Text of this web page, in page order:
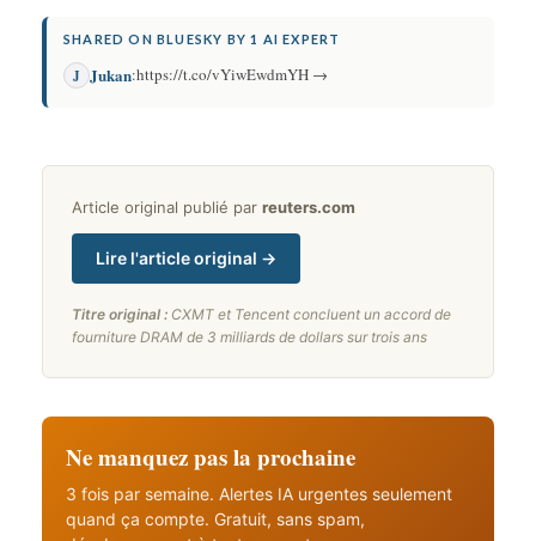
SHARED ON BLUESKY BY 1 AI EXPERT
J Jukan:https://t.co/vYiwEwdmYH →
Article original publié par reuters.com
Lire l'article original →
Titre original : CXMT et Tencent concluent un accord de
fourniture DRAM de 3 milliards de dollars sur trois ans
Ne manquez pas la prochaine
3 fois par semaine. Alertes IA urgentes seulement
quand ça compte. Gratuit, sans spam,